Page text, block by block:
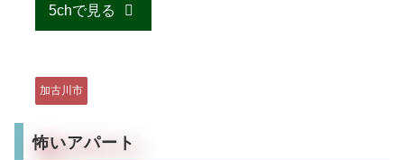
5chで見る
加古川市
怖いアパート